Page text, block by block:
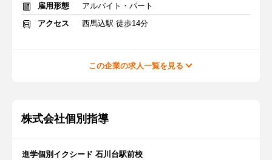
雇用形態
アルバイト・パート
アクセス
西馬込駅 徒歩14分
この企業の求人一覧を見る
株式会社個別指導
進学個別イクシード 石川台駅前校